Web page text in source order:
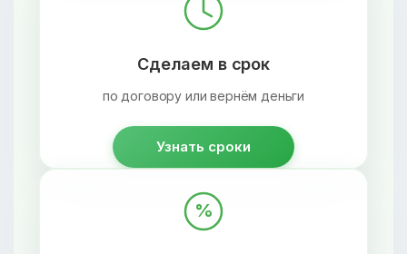
Сделаем в срок
по договору или вернём деньги
Узнать сроки
%